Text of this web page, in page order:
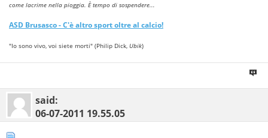
come lacrime nella pioggia. È tempo di sospendere...
ASD Brusasco- C'è altro sport oltre al calcio!
"Io sono vivo, voi siete morti" (Philip Dick, Ubik)
said:
06-07-2011 19.55.05